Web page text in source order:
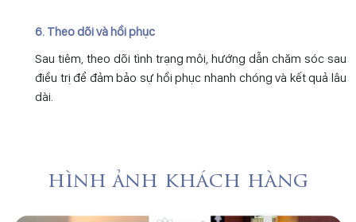
6. Theo dõi và hồi phục
Sau tiêm, theo dõi tình trạng môi, hướng dẫn chăm sóc sau
điều trị để đảm bảo sự hồi phục nhanh chóng và kết quả lâu
dài.
hình ảnh khách hàng